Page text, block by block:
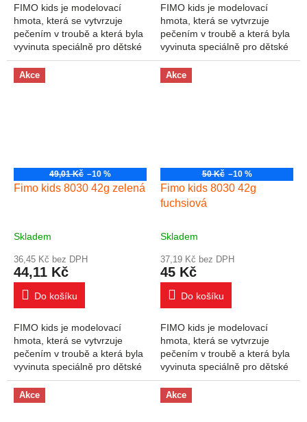
FIMO kids je modelovací
hmota, která se vytvrzuje
pečením v troubě a která byla
vyvinuta speciálně pro dětské
ruce. Široký výběr produktů
uspokojí všechny potřeby a
úrovně...
FIMO kids je modelovací
hmota, která se vytvrzuje
pečením v troubě a která byla
vyvinuta speciálně pro dětské
ruce. Široký výběr produktů
uspokojí všechny potřeby a
úrovně...
Akce
49,01 Kč –10 %
Fimo kids 8030 42g zelená
Skladem
36,45 Kč bez DPH
44,11 Kč
Do košíku
FIMO kids je modelovací
hmota, která se vytvrzuje
pečením v troubě a která byla
vyvinuta speciálně pro dětské
ruce. Široký výběr produktů
uspokojí všechny potřeby a
úrovně...
Akce
50 Kč –10 %
Fimo kids 8030 42g
fuchsiová
Skladem
37,19 Kč bez DPH
45 Kč
Do košíku
FIMO kids je modelovací
hmota, která se vytvrzuje
pečením v troubě a která byla
vyvinuta speciálně pro dětské
ruce. Široký výběr produktů
uspokojí všechny potřeby a
úrovně...
Akce Akce